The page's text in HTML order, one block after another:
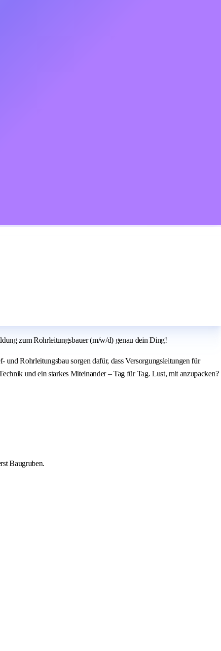
zum Rohrleitungsbauer (m/w/d) genau dein Ding!
Rohrleitungsbau sorgen dafür, dass Versorgungsleitungen für
und ein starkes Miteinander – Tag für Tag. Lust, mit anzupacken?
Baugruben.